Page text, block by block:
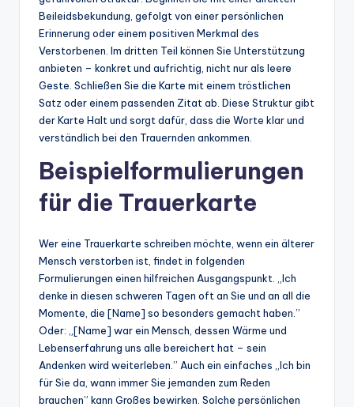
Beileidsbekundung, gefolgt von einer persönlichen
Erinnerung oder einem positiven Merkmal des
Verstorbenen. Im dritten Teil können Sie Unterstützung
anbieten – konkret und aufrichtig, nicht nur als leere
Geste. Schließen Sie die Karte mit einem tröstlichen
Satz oder einem passenden Zitat ab. Diese Struktur gibt
der Karte Halt und sorgt dafür, dass die Worte klar und
verständlich bei den Trauernden ankommen.
Beispielformulierungen
für die Trauerkarte
Wer eine Trauerkarte schreiben möchte, wenn ein älterer
Mensch verstorben ist, findet in folgenden
Formulierungen einen hilfreichen Ausgangspunkt. „Ich
denke in diesen schweren Tagen oft an Sie und an all die
Momente, die [Name] so besonders gemacht haben.”
Oder: „[Name] war ein Mensch, dessen Wärme und
Lebenserfahrung uns alle bereichert hat – sein
Andenken wird weiterleben.” Auch ein einfaches „Ich bin
für Sie da, wann immer Sie jemanden zum Reden
brauchen” kann Großes bewirken. Solche persönlichen